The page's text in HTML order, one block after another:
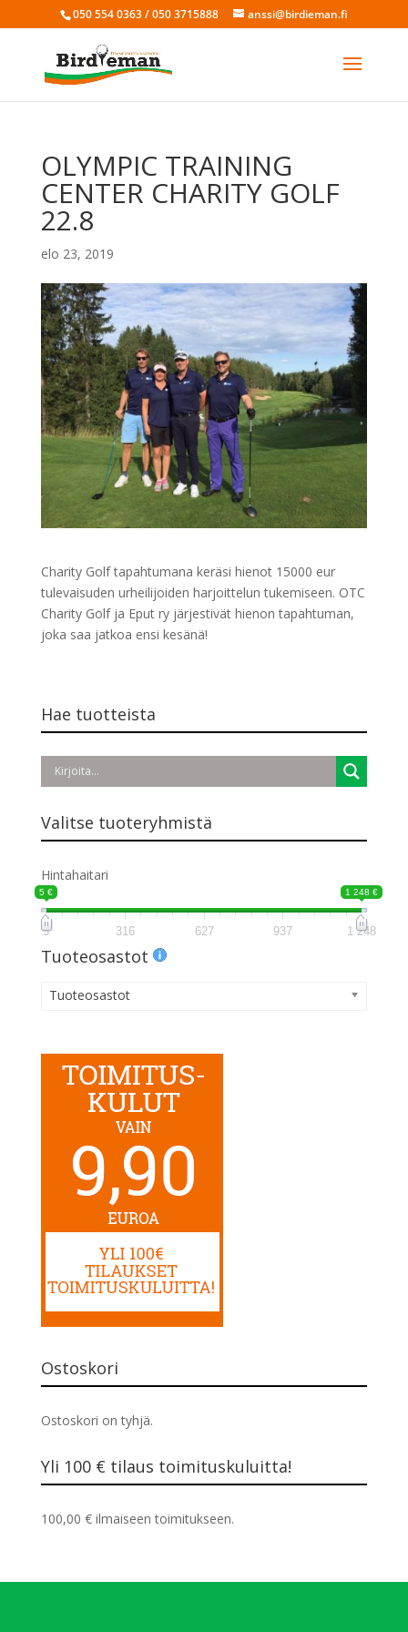
050 554 0363 / 050 3715888 anssi@birdieman.fi
OLYMPIC TRAINING
CENTER CHARITY GOLF
22.8
elo 23, 2019
Charity Golf tapahtumana keräsi hienot 15000 eur
tulevaisuden urheilijoiden harjoittelun tukemiseen. OTC
Charity Golf ja Eput ry järjestivät hienon tapahtuman,
joka saa jatkoa ensi kesänä!
Hae tuotteista
Valitse tuoteryhmistä
Hintahaitari
5 € 1 248 €
5 316 627 937 1 248
Tuoteosastot
Tuoteosastot
Ostoskori
Ostoskori on tyhjä.
Yli 100 € tilaus toimituskuluitta!
100,00 €ilmaiseen toimitukseen.